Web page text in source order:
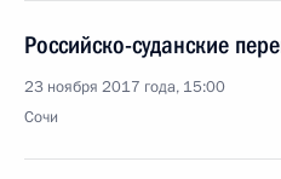
Российско-суданские
23 ноября 2017 года, 15:00
Сочи